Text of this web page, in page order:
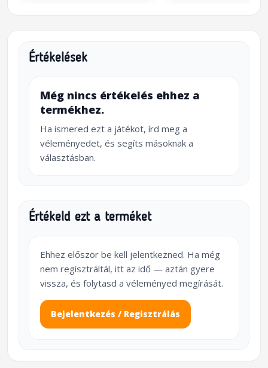
Értékelések
Még nincs értékelés ehhez a
termékhez.
Ha ismered ezt a játékot, írd meg a
véleményedet, és segíts másoknak a
választásban.
Értékeld ezt a terméket
Ehhez először be kell jelentkezned. Ha még
nem regisztráltál, itt az idő — aztán gyere
vissza, és folytasd a véleményed megírását.
Bejelentkezés / Regisztrálás